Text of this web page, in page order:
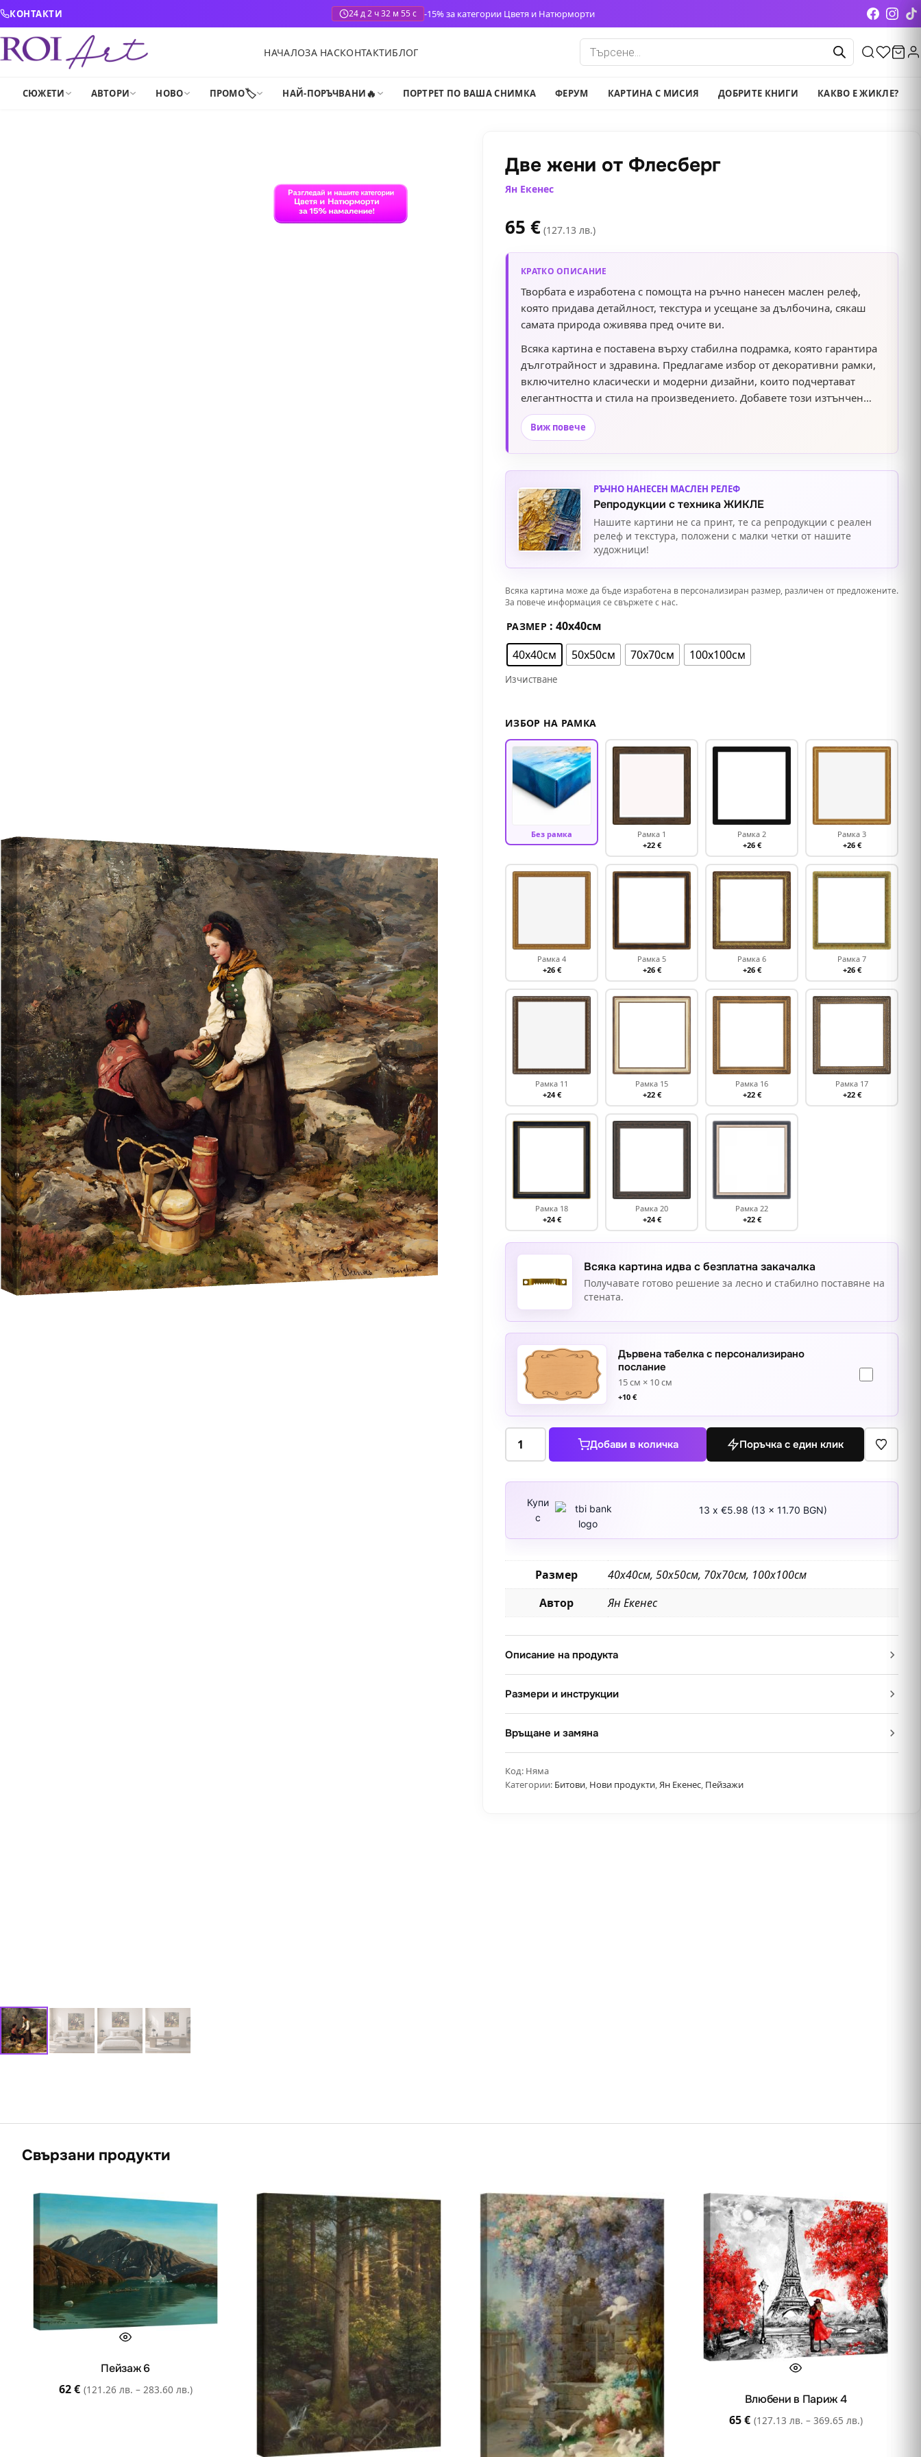
Skip to content
КОНТАКТИ 24 д 2 ч 32 м 54 с -15% за категории Цветя и Натюрморти
НАЧАЛОЗА НАСКОНТАКТИБЛОГ
Products
search
СЮЖЕТИ АВТОРИ НОВО ПРОМО🏷️ НАЙ-ПОРЪЧВАНИ🔥 ПОРТРЕТ ПО ВАША СНИМКА ФЕРУМ КАРТИНА С МИСИЯ ДОБРИТЕ КНИГИ КАКВО Е ЖИКЛЕ?
Две жени от Флесберг
Ян Екенес
65 € (127.13 лв.)
КРАТКО ОПИСАНИЕ
Творбата е изработена с помощта на ръчно нанесен маслен релеф,
която придава детайлност, текстура и усещане за дълбочина, сякаш
самата природа оживява пред очите ви.
Всяка картина е поставена върху стабилна подрамка, която гарантира
дълготрайност и здравина. Предлагаме избор от декоративни рамки,
включително класически и модерни дизайни, които подчертават
елегантността и стила на произведението. Добавете този изтънчен
акцент към вашия интериор и се насладете на красотата и хармонията.
Виж повече
РЪЧНО НАНЕСЕН МАСЛЕН РЕЛЕФ
Репродукции с техника ЖИКЛЕ
Нашите картини не са принт, те са репродукции с реален
релеф и текстура, положени с малки четки от нашите
художници!
Всяка картина може да бъде изработена в персонализиран размер, различен от предложените.
За повече информация се свържете с нас.
РАЗМЕР : 40х40см
40х40см
50х50см 70х70см 100х100см
Изчистване
ИЗБОР НА РАМКА
Без рамка
Рамка 1
+22 €
Рамка 2
+26 €
Рамка 3
+26 €
Рамка 4
+26 €
Рамка 5
+26 €
Рамка 6
+26 €
Рамка 7
+26 €
Рамка 11
+24 €
Рамка 15
+22 €
Рамка 16
+22 €
Рамка 17
+22 €
Рамка 18
+24 €
Рамка 20
+24 €
Рамка 22
+22 €
Всяка картина идва с безплатна закачалка
Получавате готово решение за лесно и стабилно поставяне на
стената.
Дървена табелка с персонализирано
послание
15 см × 10 см
+10 €
количество
жени
Флесберг
Добави в количка Поръчка с един клик
Купи
с
13 x €5.98 (13 x 11.70 BGN)
Размер
40х40см, 50х50см, 70х70см, 100х100см
Автор
Ян Екенес
Описание на продукта
Размери и инструкции
Връщане и замяна
Код: Няма
Категории: Битови, Нови продукти,Ян Екенес, Пейзажи
Свързани продукти
Пейзаж 6
62€ (121.26 лв. – 283.60 лв.)
Влюбени в Париж 4
65€ (127.13 лв. – 369.65 лв.)